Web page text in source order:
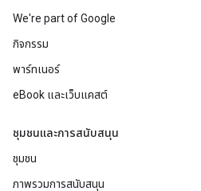
We're part of Google
กิจกรรม
พาร์ทเนอร์
eBook และเว็บแคสต์
ชุมชนและการสนับสนุน
ชุมชน
ภาพรวมการสนับสนุน